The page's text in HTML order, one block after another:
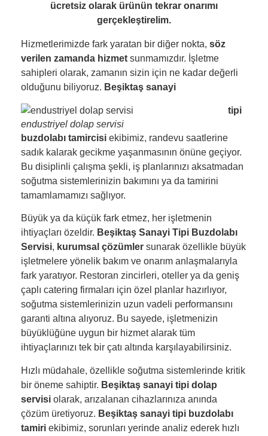
ücretsiz olarak ürünün tekrar onarımı
gerçekleştirelim.
Hizmetlerimizde fark yaratan bir diğer nokta, söz
verilen zamanda hizmet sunmamızdır. İşletme
sahipleri olarak, zamanın sizin için ne kadar değerli
olduğunu biliyoruz. Beşiktaş sanayi
endustriyel dolap servisi
tipi
buzdolabı tamircisi ekibimiz, randevu saatlerine
sadık kalarak gecikme yaşanmasının önüne geçiyor.
Bu disiplinli çalışma şekli, iş planlarınızı aksatmadan
soğutma sistemlerinizin bakımını ya da tamirini
tamamlamamızı sağlıyor.
Büyük ya da küçük fark etmez, her işletmenin
ihtiyaçları özeldir. Beşiktaş Sanayi Tipi Buzdolabı
Servisi, kurumsal çözümler sunarak özellikle büyük
işletmelere yönelik bakım ve onarım anlaşmalarıyla
fark yaratıyor. Restoran zincirleri, oteller ya da geniş
çaplı catering firmaları için özel planlar hazırlıyor,
soğutma sistemlerinizin uzun vadeli performansını
garanti altına alıyoruz. Bu sayede, işletmenizin
büyüklüğüne uygun bir hizmet alarak tüm
ihtiyaçlarınızı tek bir çatı altında karşılayabilirsiniz.
Hızlı müdahale, özellikle soğutma sistemlerinde kritik
bir öneme sahiptir. Beşiktaş sanayi tipi dolap
servisi olarak, arızalanan cihazlarınıza anında
çözüm üretiyoruz. Beşiktaş sanayi tipi buzdolabı
tamiri ekibimiz, sorunları yerinde analiz ederek hızlı